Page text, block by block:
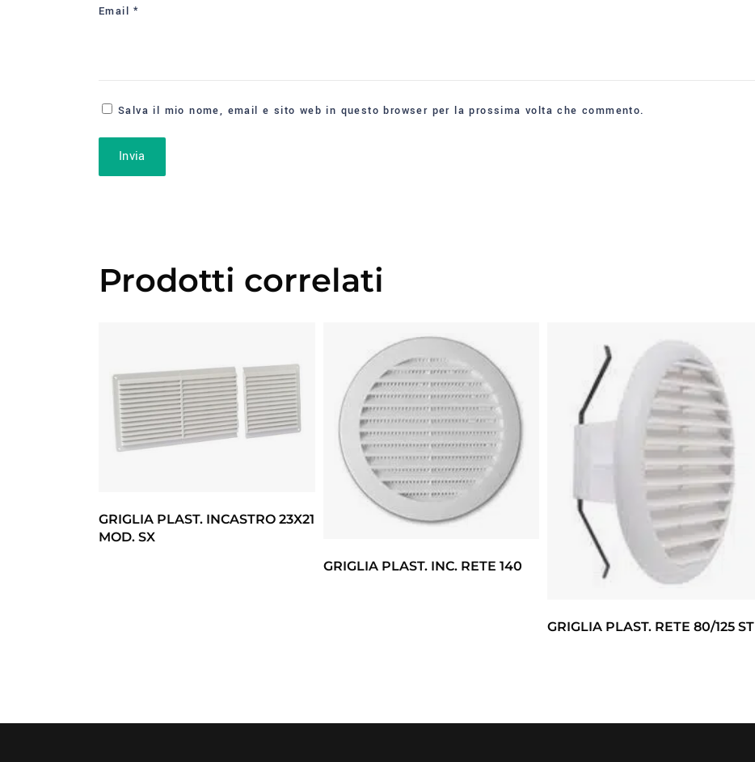
Email*
Salva il mio nome, email e sito web in questo browser per la prossima volta che commento.
Prodotti correlati
GRIGLIA PLAST. INCASTRO 23X21
MOD. SX
GRIGLIA PLAST. INC. RETE 140
GRIGLIA PLAST. RETE 80/125 ST